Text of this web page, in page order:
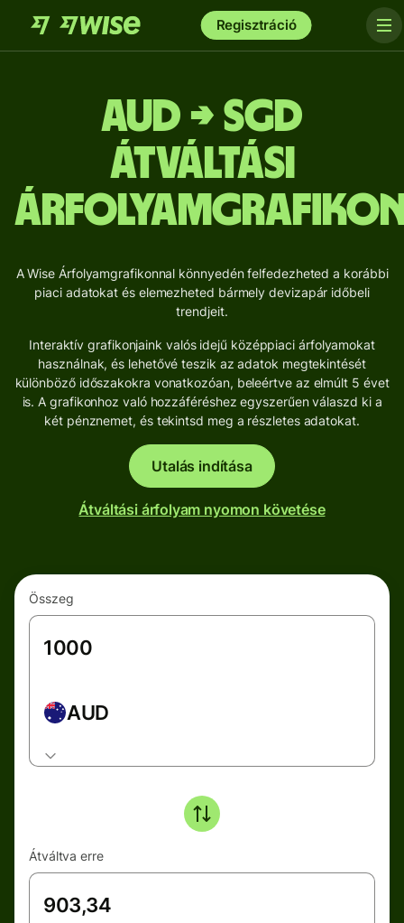
Regisztráció
AUD → SGD
Átváltási
A Wise Árfolyamgrafikonnal könnyedén felfedezheted a korábbi
piaci adatokat és elemezheted bármely devizapár időbeli
trendjeit.
Interaktív grafikonjaink valós idejű középpiaci árfolyamokat
használnak, és lehetővé teszik az adatok megtekintését
különböző időszakokra vonatkozóan, beleértve az elmúlt 5 évet
is. A grafikonhoz való hozzáféréshez egyszerűen válaszd ki a
két pénznemet, és tekintsd meg a részletes adatokat.
Utalás indítása
Átváltási árfolyam nyomon követése
Összeg
AUD
Átváltva erre